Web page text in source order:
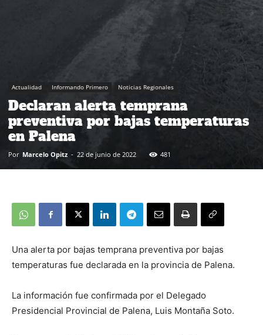
Actualidad Informando Primero Noticias Regionales
Declaran alerta temprana
preventiva por bajas temperaturas
en Palena
Por Marcelo Opitz - 22 de junio de 2022 481
Una alerta por bajas temprana preventiva por bajas
temperaturas fue declarada en la provincia de Palena.
La información fue confirmada por el Delegado
Presidencial Provincial de Palena, Luis Montaña Soto.